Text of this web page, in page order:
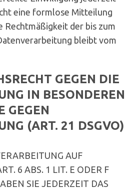
eine formlose Mitteilung
Rechtmäßigkeit der bis zum
bleibt vom
GEGEN DIE
IN BESONDEREN
GEGEN
(ART. 21 DSGVO)
AUF
6 ABS. 1 LIT. E ODER F
SIE JEDERZEIT DAS